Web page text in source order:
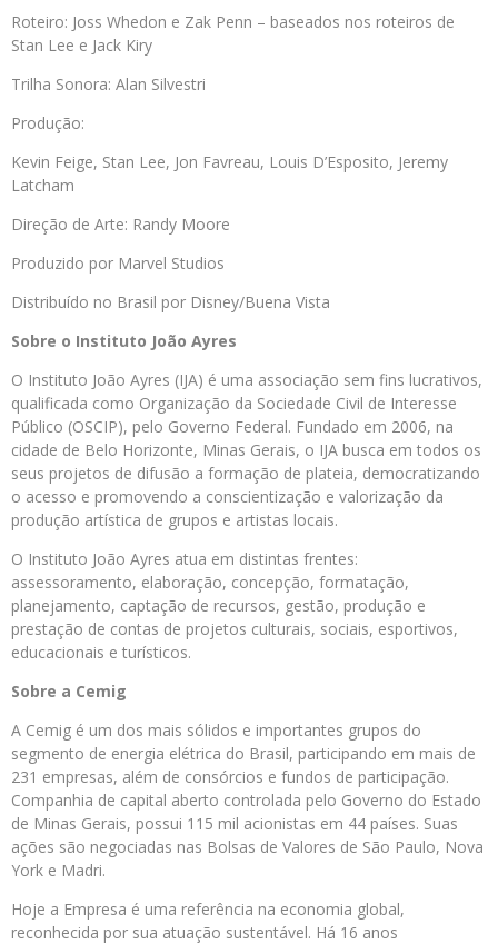
Roteiro: Joss Whedon e Zak Penn – baseados nos roteiros de
Stan Lee e Jack Kiry
Trilha Sonora: Alan Silvestri
Produção:
Kevin Feige, Stan Lee, Jon Favreau, Louis D’Esposito, Jeremy
Latcham
Direção de Arte: Randy Moore
Produzido por Marvel Studios
Distribuído no Brasil por Disney/Buena Vista
Sobre o Instituto João Ayres
O Instituto João Ayres (IJA) é uma associação sem fins lucrativos,
qualificada como Organização da Sociedade Civil de Interesse
Público (OSCIP), pelo Governo Federal. Fundado em 2006, na
cidade de Belo Horizonte, Minas Gerais, o IJA busca em todos os
seus projetos de difusão a formação de plateia, democratizando
o acesso e promovendo a conscientização e valorização da
produção artística de grupos e artistas locais.
O Instituto João Ayres atua em distintas frentes:
assessoramento, elaboração, concepção, formatação,
planejamento, captação de recursos, gestão, produção e
prestação de contas de projetos culturais, sociais, esportivos,
educacionais e turísticos.
Sobre a Cemig
A Cemig é um dos mais sólidos e importantes grupos do
segmento de energia elétrica do Brasil, participando em mais de
231 empresas, além de consórcios e fundos de participação.
Companhia de capital aberto controlada pelo Governo do Estado
de Minas Gerais, possui 115 mil acionistas em 44 países. Suas
ações são negociadas nas Bolsas de Valores de São Paulo, Nova
York e Madri.
Hoje a Empresa é uma referência na economia global,
reconhecida por sua atuação sustentável. Há 16 anos